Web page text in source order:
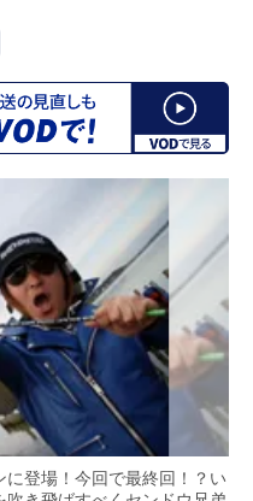
登場！今回で最終回！？い